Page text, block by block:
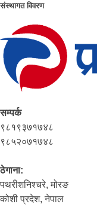
संस्थागत विवरण
सम्पर्क
९८१९३७१७४८
९८५२०७१७४८
ठेगाना:
पथरीशनिश्‍चरे, मोरङ
कोशी प्रदेश, नेपाल